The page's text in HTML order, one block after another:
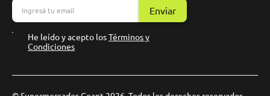
Enviar
He leído y acepto losTérminos y
Condiciones